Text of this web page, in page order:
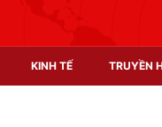
KINH TẾ TRUYỀN